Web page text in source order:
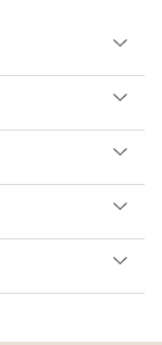
SACADA, a
atuais.
maiores